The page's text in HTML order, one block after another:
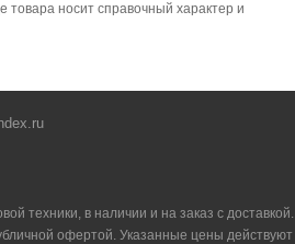
товара носит справочный характер и
техники, в наличии и на заказ с доставкой.
офертой. Указанные цены действуют